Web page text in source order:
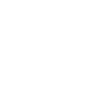
weil er
muss. Dem nach
er schreibt aus dem